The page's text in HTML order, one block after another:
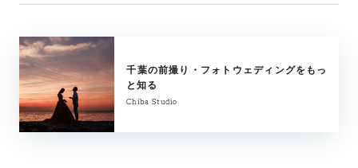
千葉の前撮り・フォトウェディングをもっ
と知る
Chiba Studio